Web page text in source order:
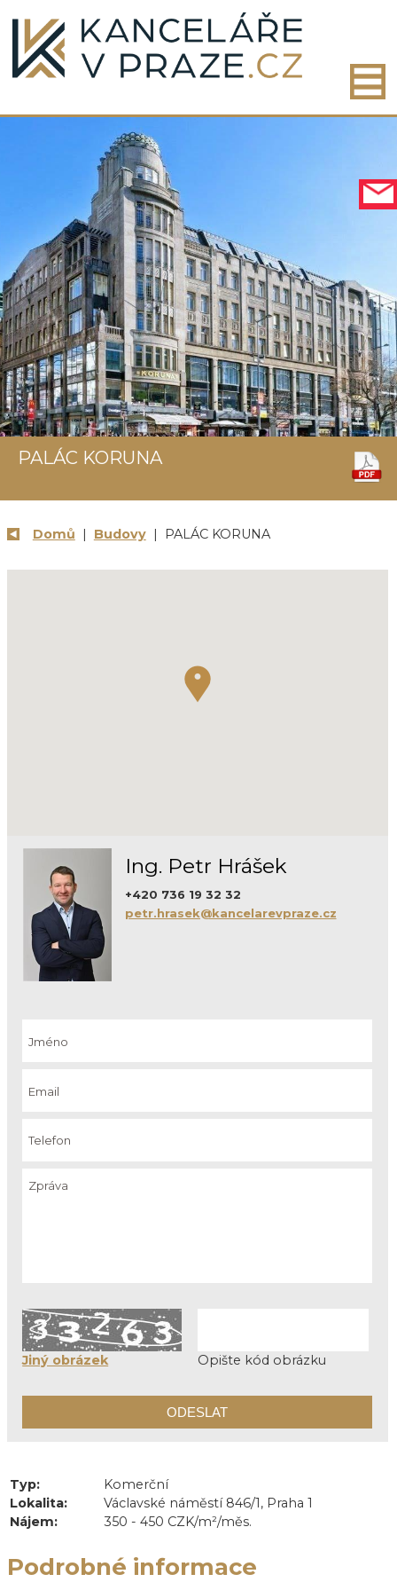
PALÁC KORUNA
Domů | Budovy| PALÁC KORUNA
Ing. Petr Hrášek
+420 736 19 32 32
petr.hrasek@kancelarevpraze.cz
Jiný obrázek Opište kód obrázku
Typ:
Komerční
Lokalita:
Václavské náměstí 846/1, Praha 1
Nájem:
350 - 450 CZK/m²/měs.
Podrobné informace